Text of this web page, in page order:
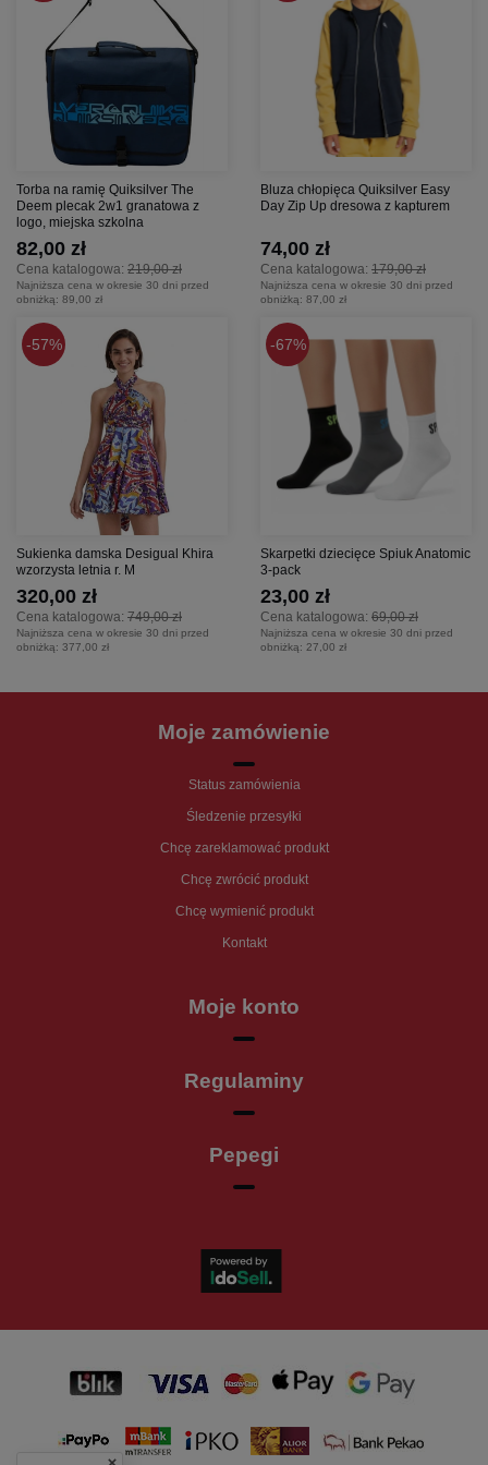
Torba na ramię Quiksilver The
Deem plecak 2w1 granatowa z
logo, miejska szkolna
Cena katalogowa: 219,00 zł
82,00 zł
Najniższa cena w okresie 30 dni przed
obniżką: 89,00 zł
Bluza chłopięca Quiksilver Easy
Day Zip Up dresowa z kapturem
Cena katalogowa: 179,00 zł
74,00 zł
Najniższa cena w okresie 30 dni przed
obniżką: 87,00 zł
57%
Sukienka damska Desigual Khira
wzorzysta letnia r. M
Cena katalogowa: 749,00 zł
320,00 zł
Najniższa cena w okresie 30 dni przed
obniżką: 377,00 zł
67%
Skarpetki dziecięce Spiuk Anatomic
3-pack
Cena katalogowa: 69,00 zł
23,00 zł
Najniższa cena w okresie 30 dni przed
obniżką: 27,00 zł
Moje zamówienie
Status zamówienia
Śledzenie przesyłki
Chcę zareklamować produkt
Chcę zwrócić produkt
Chcę wymienić produkt
Kontakt
Moje konto
Regulaminy
Pepegi